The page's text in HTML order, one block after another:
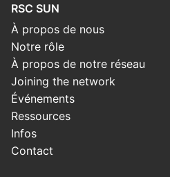
RSC SUN
À propos de nous
Notre rôle
À propos de notre réseau
Joining the network
Événements
Ressources
Infos
Contact